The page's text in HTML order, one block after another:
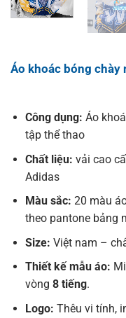
Áo khoác bóng chày
Công dụng: Áo
tập thể thao
Chất liệu: vải cao
Adidas
Màu sắc: 20 màu
theo pantone bảng
Size: Việt nam –
Thiết kế mẫu áo:
vòng 8 tiếng.
Logo: Thêu vi tính,